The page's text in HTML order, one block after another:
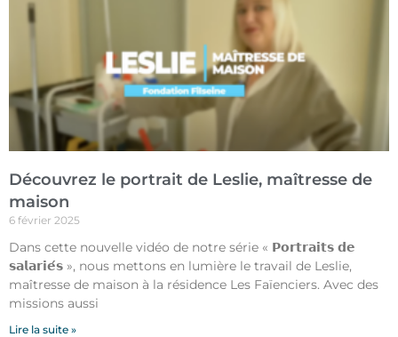
Découvrez le portrait de Leslie, maîtresse de
maison
6 février 2025
Dans cette nouvelle vidéo de notre série « 𝗣𝗼𝗿𝘁𝗿𝗮𝗶𝘁𝘀 𝗱𝗲
𝘀𝗮𝗹𝗮𝗿𝗶𝗲́𝘀 », nous mettons en lumière le travail de Leslie,
maîtresse de maison à la résidence Les Faïenciers. Avec des
missions aussi
Lire la suite »